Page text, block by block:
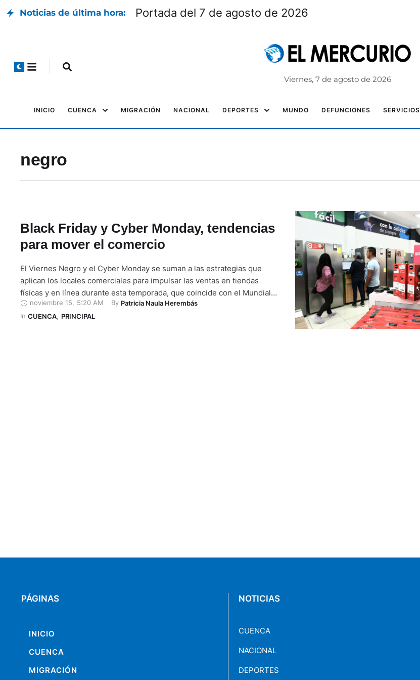
Noticias de última hora: Portada del 7 de agosto de 2026
Viernes, 7 de agosto de 2026
INICIO CUENCA MIGRACIÓN NACIONAL DEPORTES MUNDO DEFUNCIONES SERVICIOS
negro
Black Friday y Cyber Monday, tendencias
para mover el comercio
El Viernes Negro y el Cyber Monday se suman a las estrategias que
aplican los locales comerciales para impulsar las ventas en tiendas
físicas y en línea durante esta temporada, que coincide con el Mundial
de Qatar 2022 y con el inicio de las compras navideñas. Televisores,
electrodomésticos, dispositivos electrónicos, líneas de moda, son entre
noviembre 15 5:20 AM By Patricia Naula Herembás
In CUENCA, PRINCIPAL
PÁGINAS
INICIO
CUENCA
MIGRACIÓN
NOTICIAS
CUENCA
NACIONAL
DEPORTES